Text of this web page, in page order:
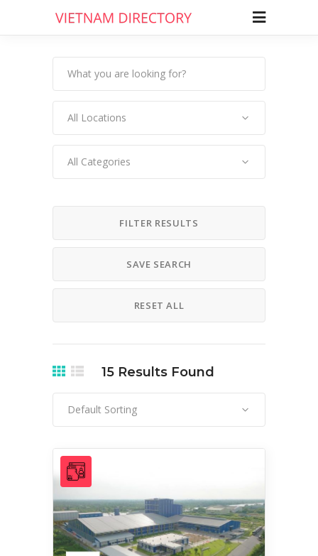
All Locations
All Categories
FILTER RESULTS
SAVE SEARCH
RESET ALL
15 Results Found
Default Sorting